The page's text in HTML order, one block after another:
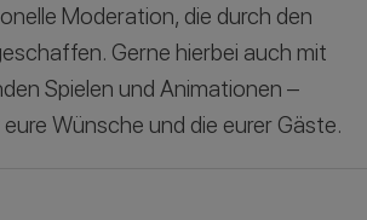
Moderation, die durch den
Gerne hierbei auch mit
Spielen und Animationen –
Wünsche und die eurer Gäste.